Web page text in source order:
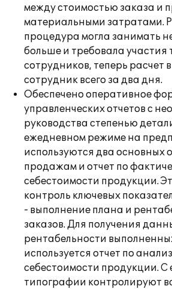
между стоимостью заказа и
материальными затратами.
процедура могла занимать
больше и требовала участия
сотрудников, теперь расчет
сотрудник всего за два дня.
Обеспечено оперативное
управленческих отчетов с
руководства степенью
ежедневном режиме на
используются два основных
продажам и отчет по
себестоимости продукции.
контроль ключевых
- выполнение плана и
заказов. Для получения
рентабельности
используется отчет по
себестоимости продукции. С
типографии контролируют